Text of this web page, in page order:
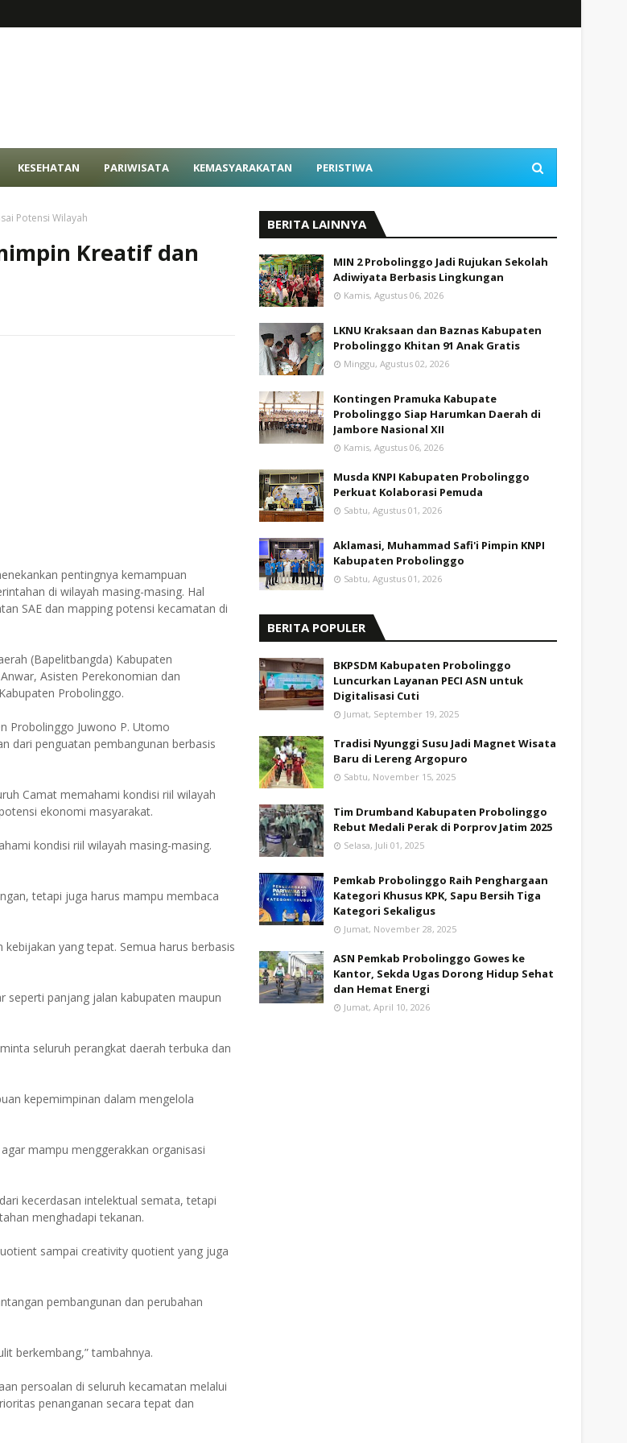
KESEHATAN PARIWISATA KEMASYARAKATAN PERISTIWA
Potensi Wilayah
Kreatif dan
pentingnya kemampuan
di wilayah masing-masing. Hal
SAE dan mapping potensi kecamatan di
(Bapelitbangda) Kabupaten
Asisten Perekonomian dan
Probolinggo.
Probolinggo Juwono P. Utomo
dari penguatan pembangunan berbasis
Camat memahami kondisi riil wilayah
ekonomi masyarakat.
kondisi riil wilayah masing-masing.
tetapi juga harus mampu membaca
yang tepat. Semua harus berbasis
seperti panjang jalan kabupaten maupun
seluruh perangkat daerah terbuka dan
kepemimpinan dalam mengelola
mampu menggerakkan organisasi
kecerdasan intelektual semata, tetapi
menghadapi tekanan.
sampai creativity quotient yang juga
pembangunan dan perubahan
berkembang,” tambahnya.
persoalan di seluruh kecamatan melalui
penanganan secara tepat dan
BERITA LAINNYA
MIN 2 Probolinggo Jadi Rujukan Sekolah
Adiwiyata Berbasis Lingkungan
Kamis, Agustus 06, 2026
LKNU Kraksaan dan Baznas Kabupaten
Probolinggo Khitan 91 Anak Gratis
Minggu, Agustus 02, 2026
Kontingen Pramuka Kabupate
Probolinggo Siap Harumkan Daerah di
Jambore Nasional XII
Kamis, Agustus 06, 2026
Musda KNPI Kabupaten Probolinggo
Perkuat Kolaborasi Pemuda
Sabtu, Agustus 01, 2026
Aklamasi, Muhammad Safi'i Pimpin KNPI
Kabupaten Probolinggo
Sabtu, Agustus 01, 2026
BERITA POPULER
BKPSDM Kabupaten Probolinggo
Luncurkan Layanan PECI ASN untuk
Digitalisasi Cuti
Jumat, September 19, 2025
Tradisi Nyunggi Susu Jadi Magnet Wisata
Baru di Lereng Argopuro
Sabtu, November 15, 2025
Tim Drumband Kabupaten Probolinggo
Rebut Medali Perak di Porprov Jatim 2025
Selasa, Juli 01, 2025
Pemkab Probolinggo Raih Penghargaan
Kategori Khusus KPK, Sapu Bersih Tiga
Kategori Sekaligus
Jumat, November 28, 2025
ASN Pemkab Probolinggo Gowes ke
Kantor, Sekda Ugas Dorong Hidup Sehat
dan Hemat Energi
Jumat, April 10, 2026